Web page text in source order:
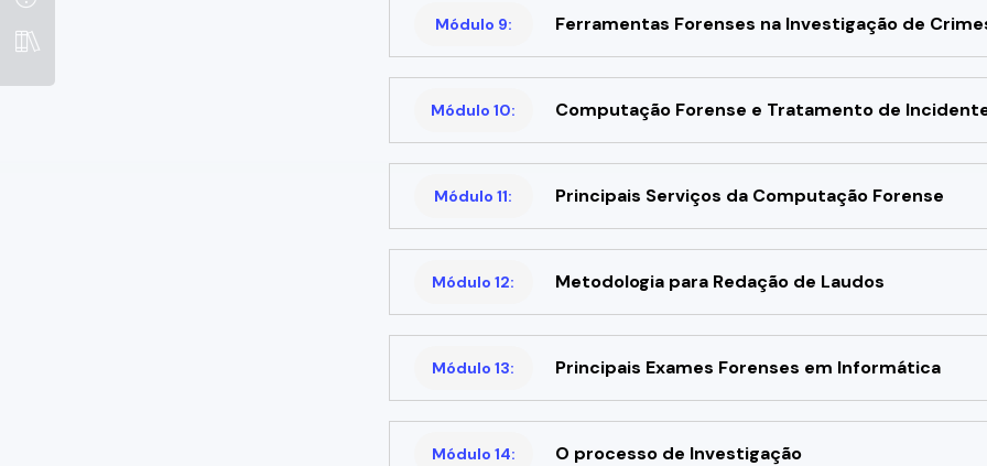
Módulo 9: Ferramentas Forenses na Investigação de
Módulo 10: Computação Forense e Tratamento de
Módulo 11: Principais Serviços da Computação Forense
Módulo 12: Metodologia para Redação de Laudos
Módulo 13: Principais Exames Forenses em Informática
Módulo 14: O processo de Investigação